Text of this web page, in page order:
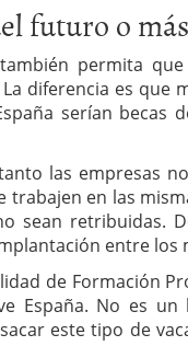
futuro o
permita
La diferencia es que
serían becas
las empresas
en las
sean retribuidas.
entre los
de Formación
España. No es
este tipo de